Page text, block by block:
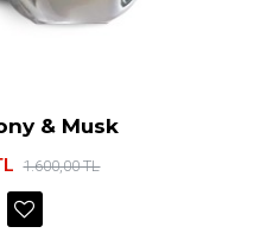
& Musk
1.600,00 TL